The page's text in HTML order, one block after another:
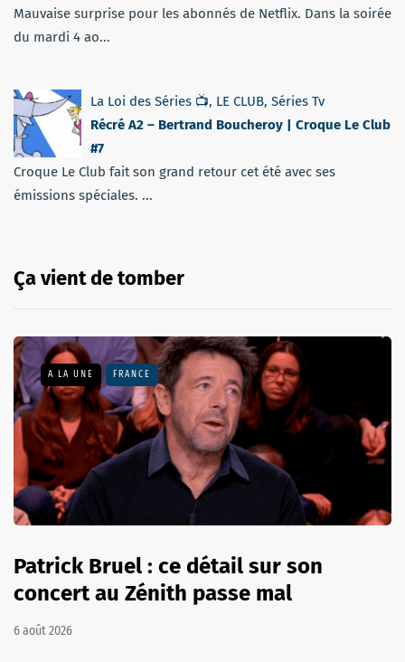
Mauvaise surprise pour les abonnés de Netflix. Dans la soirée
du mardi 4 ao...
La Loi des Séries 📺, LE CLUB, Séries Tv
Récré A2 – Bertrand Boucheroy | Croque Le Club
#7
Croque Le Club fait son grand retour cet été avec ses
émissions spéciales. ...
Ça vient de tomber
A LA UNE FRANCE
Patrick Bruel : ce détail sur son
concert au Zénith passe mal
6 août 2026